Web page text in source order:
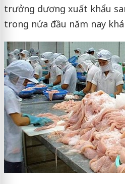
trưởng dương xuất khẩu
trong nửa đầu năm nay